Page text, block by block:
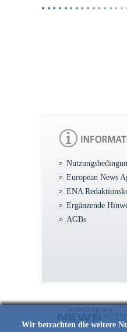
Wir betrachten die weitere
European News
ENA
Ergänzende
AGBs